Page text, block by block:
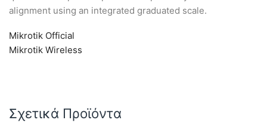
alignment using an integrated graduated scale.
Mikrotik Official
Mikrotik Wireless
Σχετικά Προϊόντα